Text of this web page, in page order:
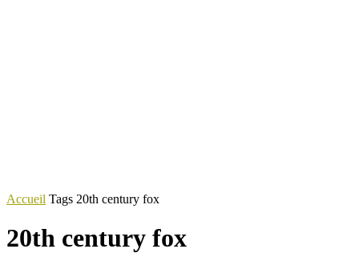
Accueil Tags 20th century fox
20th century fox